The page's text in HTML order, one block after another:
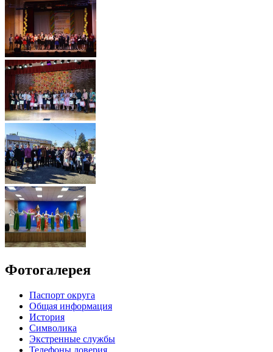
Фотогалерея
Паспорт округа
Общая информация
История
Символика
Экстренные службы